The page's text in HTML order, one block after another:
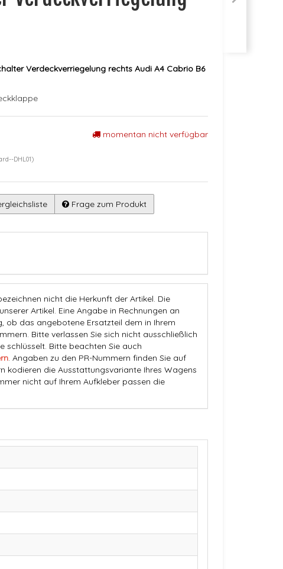
Verdeckverriegelung rechts Audi A4 Cabrio B6
DHL01)
momentan nicht verfügbar
Frage zum Produkt
nicht die Herkunft der Artikel. Die
Artikel. Eine Angabe in Rechnungen an
ob das angebotene Ersatzteil dem in Ihrem
Bitte verlassen Sie sich nicht ausschließlich
schlüsselt. Bitte beachten Sie auch
. Angaben zu den PR-Nummern finden Sie auf
kodieren die Ausstattungsvariante Ihres Wagens
nicht auf Ihrem Aufkleber passen die